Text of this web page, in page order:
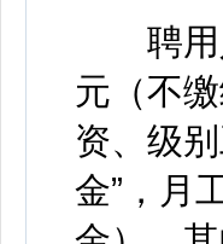
聘用人
元（不
资、级
金”，月